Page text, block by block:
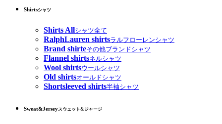
Shirtsシャツ
Shirts Allシャツ全て
RalphLauren shirtsラルフローレンシャツ
Brand shirteその他ブランドシャツ
Flannel shirtsネルシャツ
Wool shirtsウールシャツ
Old shirtsオールドシャツ
Shortsleeved shirts半袖シャツ
Sweat&Jerseyスウェット&ジャージ